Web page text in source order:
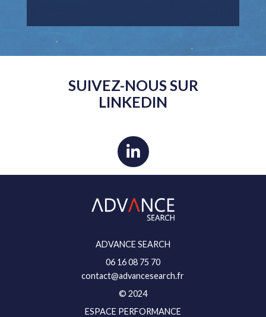
SUIVEZ-NOUS SUR
LINKEDIN
ADVANCE SEARCH
06 16 08 75 70
contact@advancesearch.fr
© 2024
ESPACE PERFORMANCE